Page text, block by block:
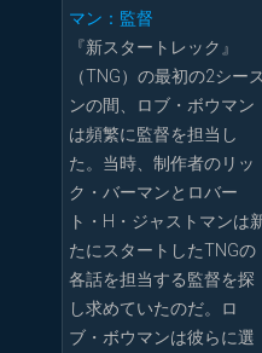
マン：監督
『新スタートレック』
（TNG）の最初の2シー
ンの間、ロブ・ボウマン
は頻繁に監督を担当し
た。当時、制作者のリッ
ク・バーマンとロバー
ト・H・ジャストマンは
たにスタートしたTNGの
各話を担当する監督を探
し求めていたのだ。ロ
ブ・ボウマンは彼らに選